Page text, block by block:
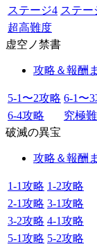
ステージ4 ステー
超高難度
虚空ノ禁書
攻略＆報酬
5-1〜2攻略 6-1〜
6-4攻略
究極
破滅の異宝
攻略＆報酬
1-1攻略 1-2攻略
2-1攻略 3-1攻略
3-2攻略 4-1攻略
5-1攻略 5-2攻略